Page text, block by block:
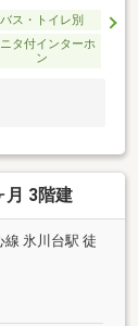
バス・トイレ別
タ付インターホ
ン
月 3階建
氷川台駅 徒